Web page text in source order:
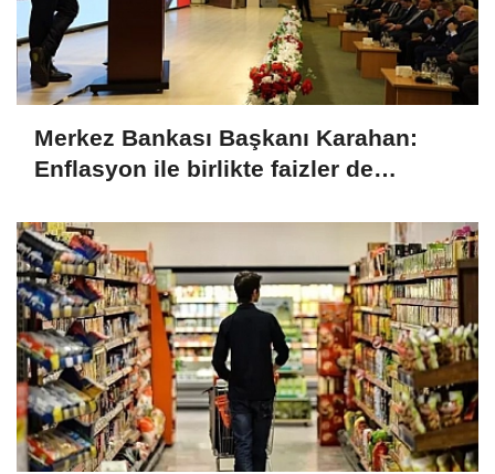
Merkez Bankası Başkanı Karahan:
Enflasyon ile birlikte faizler de